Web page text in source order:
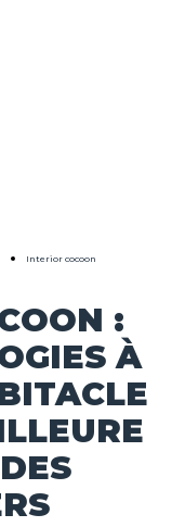
Interior cocoon
:
À